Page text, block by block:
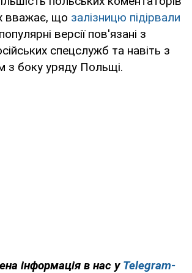
вважає, що залізницю підірвали
версії пов'язані з
спецслужб та навіть з
з боку уряду Польщі.
інформація в нас у Telegram-